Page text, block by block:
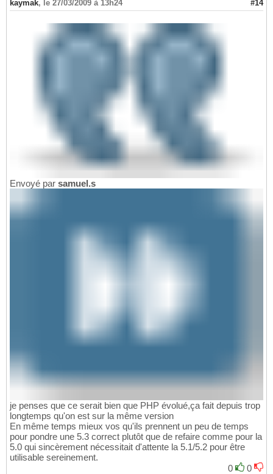
kaymak, le 27/03/2009 à 13h24 #14
Envoyé par samuel.s
je penses que ce serait bien que PHP évolué,ça fait depuis trop
longtemps qu'on est sur la même version
En même temps mieux vos qu'ils prennent un peu de temps
pour pondre une 5.3 correct plutôt que de refaire comme pour la
5.0 qui sincèrement nécessitait d'attente la 5.1/5.2 pour être
utilisable sereinement.
0
0